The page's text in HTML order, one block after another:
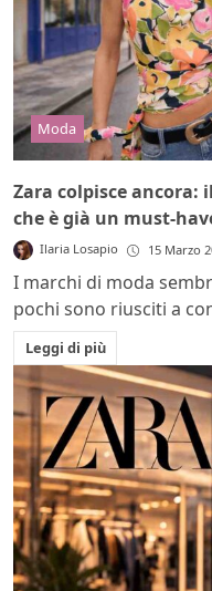
Moda
Zara colpisce ancora:
che è già un must-
Ilaria Losapio 15 Marzo
I marchi di moda
pochi sono riusciti a
Leggi di più